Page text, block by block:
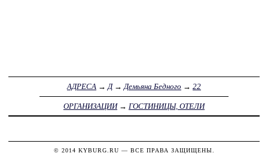
АДРЕСА →Д→Демьяна Бедного → 22
ОРГАНИЗАЦИИ→ ГОСТИНИЦЫ, ОТЕЛИ
© 2014 KYBURG.RU — ВСЕ ПРАВА ЗАЩИЩЕНЫ.